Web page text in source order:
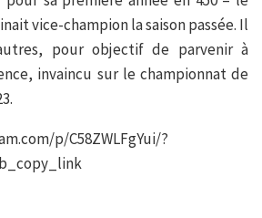
vice-champion la saison passée. Il
pour objectif de parvenir à
invaincu sur le championnat de
p/C58ZWLFgYui/?